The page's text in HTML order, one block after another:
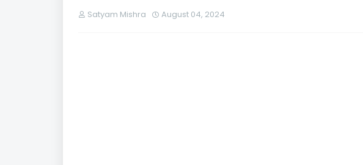
Satyam Mishra August 04, 2024